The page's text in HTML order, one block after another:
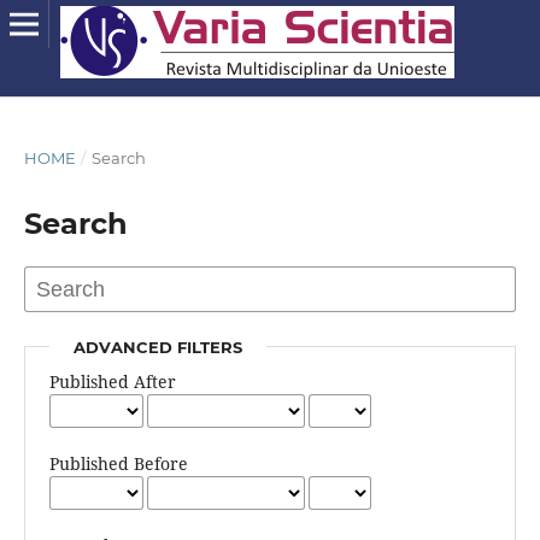
HOME / Search
Search
ADVANCED FILTERS
Published After
Published Before